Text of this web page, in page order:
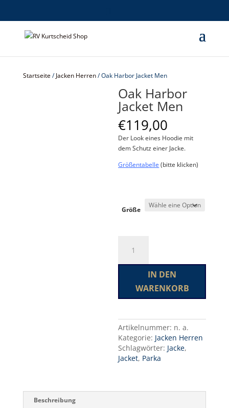
Startseite/Jacken Herren/ Oak Harbor Jacket Men
Oak Harbor
Jacket Men
€119,00
Der Look eines Hoodie mit
dem Schutz einer Jacke.
Größentabelle (bitte klicken)
Größe
Harbor
IN DEN
WARENKORB
e
n
v
e
:
Artikelnummer: n. a.
Kategorie: Jacken Herren
Schlagwörter: Jacke,
Jacket, Parka
Beschreibung